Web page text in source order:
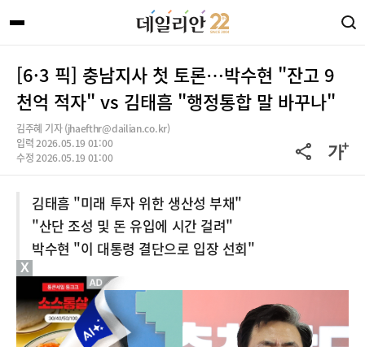
[6·3 픽] 충남지사 첫 토론…박수현 "잔고 9
천억 적자" vs 김태흠 "행정통합 말 바꾸나"
김주혜 기자 (jhaefthr@dailian.co.kr)
입력 2026.05.19 01:00
수정 2026.05.19 01:00
김태흠 "미래 투자 위한 생산성 부채"
"산단 조성 및 돈 유입에 시간 걸려"
박수현 "이 대통령 결단으로 입장 선회"
X